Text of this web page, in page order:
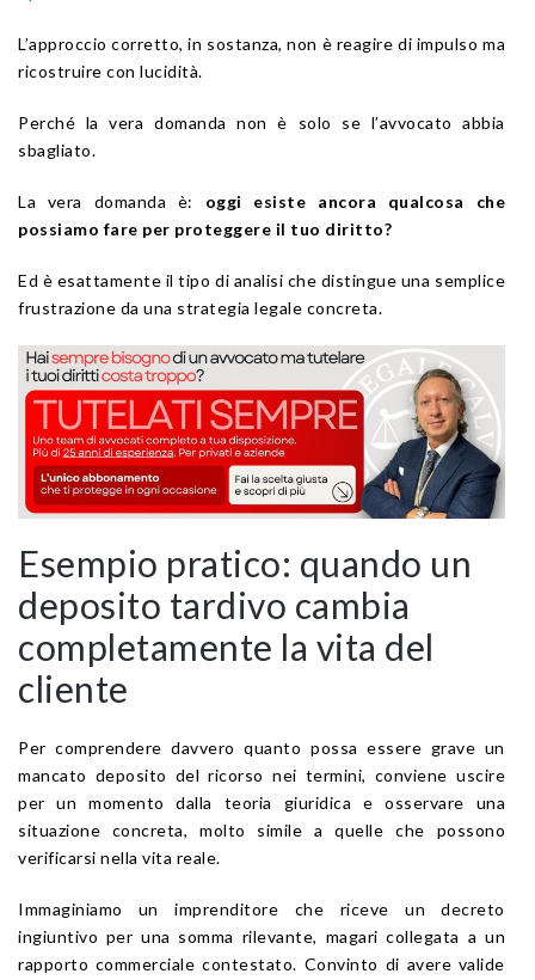
L’approccio corretto, in sostanza, non è reagire di impulso ma
ricostruire con lucidità.
Perché la vera domanda non è solo se l’avvocato abbia
sbagliato.
La vera domanda è: oggi esiste ancora qualcosa che
possiamo fare per proteggere il tuo diritto?
Ed è esattamente il tipo di analisi che distingue una semplice
frustrazione da una strategia legale concreta.
Esempio pratico: quando un
deposito tardivo cambia
completamente la vita del
cliente
Per comprendere davvero quanto possa essere grave un
mancato deposito del ricorso nei termini, conviene uscire
per un momento dalla teoria giuridica e osservare una
situazione concreta, molto simile a quelle che possono
verificarsi nella vita reale.
Immaginiamo un imprenditore che riceve un decreto
ingiuntivo per una somma rilevante, magari collegata a un
rapporto commerciale contestato. Convinto di avere valide